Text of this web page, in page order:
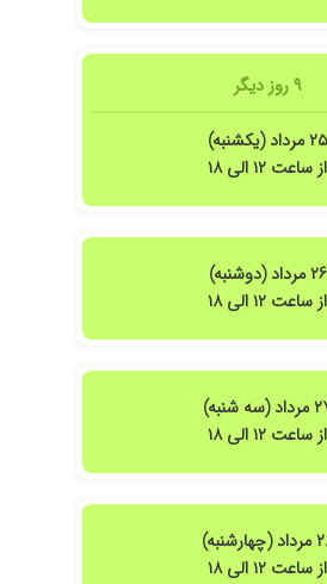
۹ روز دیگر
۲۵ مرداد (یکشنبه)
از ساعت ۱۲ الی ۱۸
۲۶ مرداد (دوشنبه)
از ساعت ۱۲ الی ۱۸
شنبه)
از ساعت ۱۲ الی ۱۸
از ساعت ۱۲ الی ۱۸